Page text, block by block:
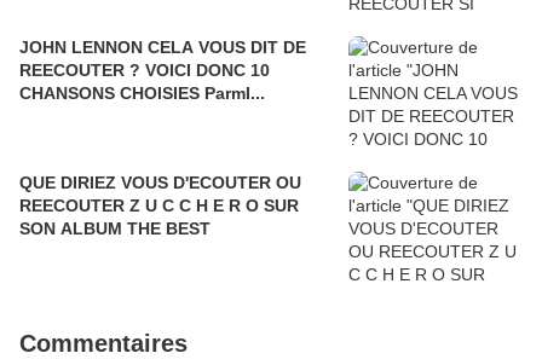
JOHN LENNON CELA VOUS DIT DE
REECOUTER ? VOICI DONC 10
CHANSONS CHOISIES ParmI...
QUE DIRIEZ VOUS D'ECOUTER OU
REECOUTER Z U C C H E R O SUR
SON ALBUM THE BEST
Commentaires